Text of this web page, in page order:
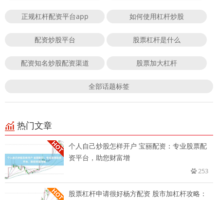
正规杠杆配资平台app 如何使用杠杆炒股
配资炒股平台 股票杠杆是什么
配资知名炒股配资渠道 股票加大杠杆
全部话题标签
热门文章
个人自己炒股怎样开户 宝丽配资：专业股票配
资平台，助您财富增
253
股票杠杆申请很好杨方配资 股市加杠杆攻略：